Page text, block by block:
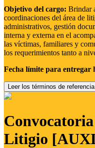
Objetivo del cargo: Brindar
coordinaciones del área de
administrativos, gestión
interna y externa en el
las víctimas, familiares y
los requerimientos tanto a
Fecha límite para entregar
Leer los términos de referencia
Litigio